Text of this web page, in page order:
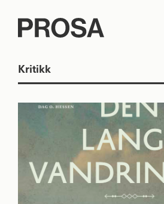
Kritikk